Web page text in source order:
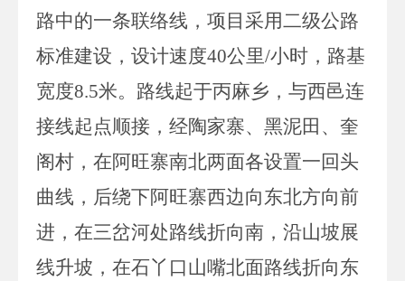
路中的一条联络线，项目采用二级公路
标准建设，设计速度40公里/小时，路基
宽度8.5米。路线起于丙麻乡，与西邑连
接线起点顺接，经陶家寨、黑泥田、奎
阁村，在阿旺寨南北两面各设置一回头
曲线，后绕下阿旺寨西边向东北方向前
进，在三岔河处路线折向南，沿山坡展
线升坡，在石丫口山嘴北面路线折向东